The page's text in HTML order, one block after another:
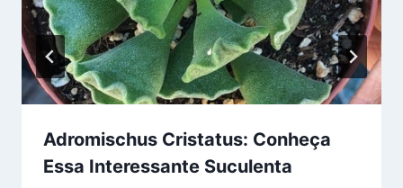
Adromischus Cristatus: Conheça
Essa Interessante Suculenta